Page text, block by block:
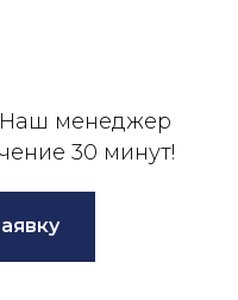
Наш менеджер
30 минут!